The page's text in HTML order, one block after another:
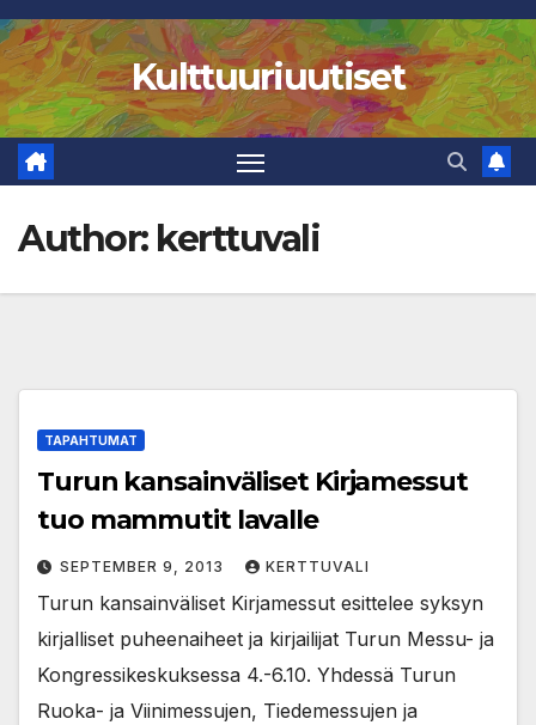
Skip
to
content
Kulttuuriuutiset
Author: kerttuvali
TAPAHTUMAT
Turun kansainväliset Kirjamessut
tuo mammutit lavalle
SEPTEMBER 9, 2013 KERTTUVALI
Turun kansainväliset Kirjamessut esittelee syksyn
kirjalliset puheenaiheet ja kirjailijat Turun Messu- ja
Kongressikeskuksessa 4.-6.10. Yhdessä Turun
Ruoka- ja Viinimessujen, Tiedemessujen ja